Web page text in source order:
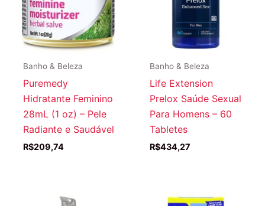
Banho & Beleza
Puremedy
Hidratante Feminino
28mL (1 oz) – Pele
Radiante e Saudável
R$209,74
Banho & Beleza
Life Extension
Prelox Saúde Sexual
Para Homens – 60
Tabletes
R$434,27